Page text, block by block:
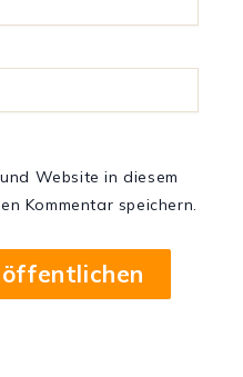
Website in diesem
Kommentar speichern.